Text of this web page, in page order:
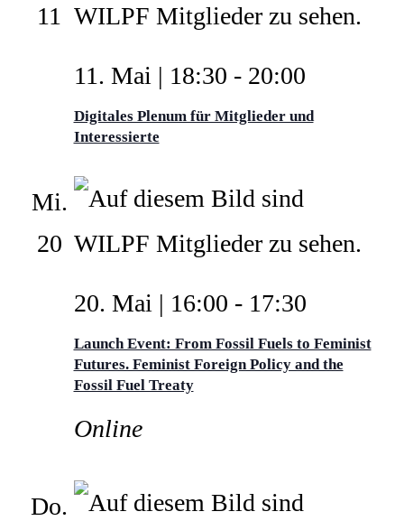
11
Digitales Plenum für Mitglieder und
Interessierte
11. Mai | 18:30 - 20:00
Mi.
20
Launch Event: From Fossil Fuels to Feminist
Futures. Feminist Foreign Policy and the
Fossil Fuel Treaty
20. Mai | 16:00 - 17:30
Online
Do.